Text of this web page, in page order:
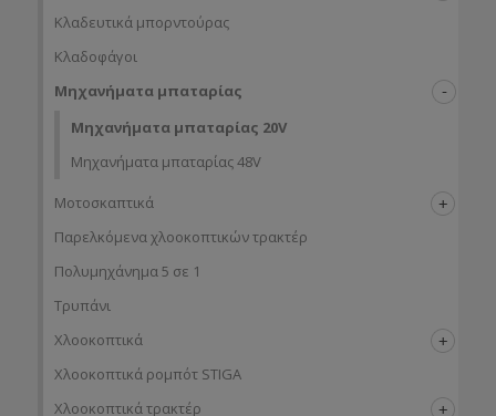
Κλαδευτικά μπορντούρας
Κλαδοφάγοι
Μηχανήματα μπαταρίας
Μηχανήματα μπαταρίας 20V
Μηχανήματα μπαταρίας 48V
Μοτοσκαπτικά
Παρελκόμενα χλοοκοπτικών τρακτέρ
Πολυμηχάνημα 5 σε 1
Τρυπάνι
Χλοοκοπτικά
Χλοοκοπτικά ρομπότ STIGA
Χλοοκοπτικά τρακτέρ